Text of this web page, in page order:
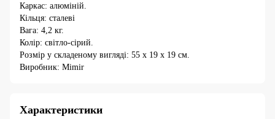
Каркас: алюміній.
Кільця: сталеві
Вага: 4,2 кг.
Колір: світло-сірий.
Розмір у складеному вигляді: 55 х 19 х 19 см.
Виробник: Mimir
Характеристики